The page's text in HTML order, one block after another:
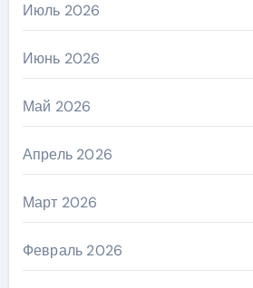
Июль 2026
Июнь 2026
Май 2026
Апрель 2026
Март 2026
Февраль 2026